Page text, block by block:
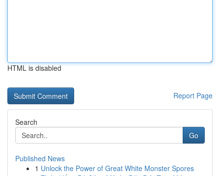
HTML is disabled
Report Page
Search
Go
Published News
1 Unlock the Power of Great White Monster Spores